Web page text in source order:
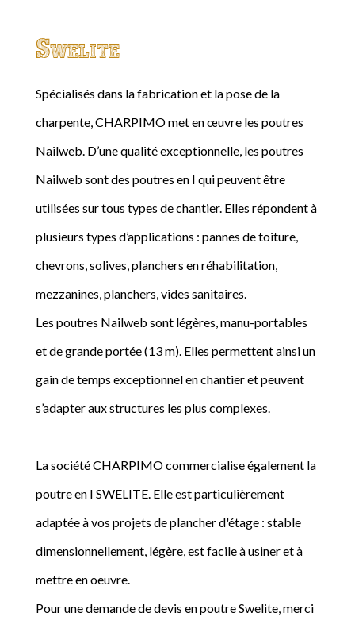
Swelite
Spécialisés dans la fabrication et la pose de la
charpente, CHARPIMO met en œuvre les poutres
Nailweb. D’une qualité exceptionnelle, les poutres
Nailweb sont des poutres en I qui peuvent être
utilisées sur tous types de chantier. Elles répondent à
plusieurs types d’applications : pannes de toiture,
chevrons, solives, planchers en réhabilitation,
mezzanines, planchers, vides sanitaires.
Les poutres Nailweb sont légères, manu-portables
et de grande portée (13 m). Elles permettent ainsi un
gain de temps exceptionnel en chantier et peuvent
s’adapter aux structures les plus complexes.
La société CHARPIMO commercialise également la
poutre en I SWELITE. Elle est particulièrement
adaptée à vos projets de plancher d'étage : stable
dimensionnellement, légère, est facile à usiner et à
mettre en oeuvre.
Pour une demande de devis en poutre Swelite, merci